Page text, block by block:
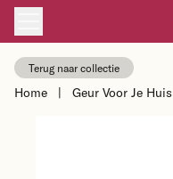
Skip to content
Terug naar collectie
Home | Geur Voor Je Huis